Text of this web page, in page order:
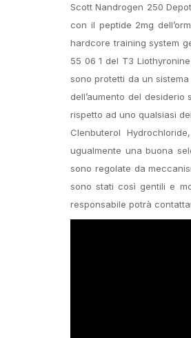
Scott Nandrogen 250
con il peptide 2mg
hardcore training system
55 06 1 del T3
sono protetti da un
dell’aumento del
rispetto ad uno qualsiasi
Clenbuterol
ugualmente una buona
sono regolate da
sono stati così gentili e
responsabile potrà